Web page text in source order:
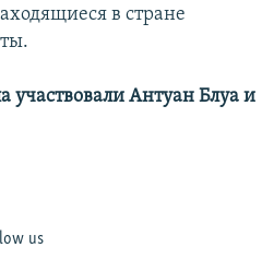
в стране
участвовали Антуан Блуа и
us